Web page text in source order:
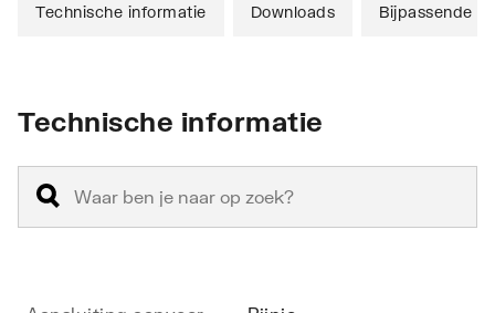
Technische informatie Downloads Bijpassende
Technische informatie